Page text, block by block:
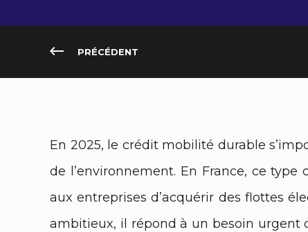
PRÉCÉDENT
En 2025, le crédit mobilité durable
de l’environnement. En France, ce
aux entreprises d’acquérir des flottes
ambitieux, il répond à un besoin urgent